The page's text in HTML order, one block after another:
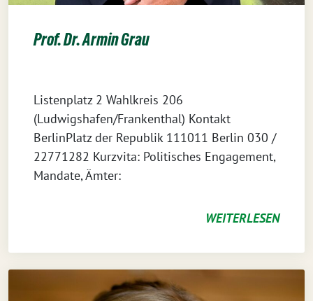
Prof. Dr. Armin Grau
Listenplatz 2 Wahlkreis 206
(Ludwigshafen/Frankenthal) Kontakt
BerlinPlatz der Republik 111011 Berlin 030 /
22771282‬ Kurzvita: Politisches Engagement,
Mandate, Ämter:
WEITERLESEN